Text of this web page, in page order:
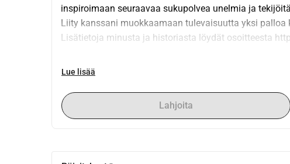
inspiroimaan seuraavaa sukupolvea unelmia ja
Liity kanssani muokkaamaan tulevaisuutta yksi palloa
Lisätietoja minusta ja historiasta löydät osoitteesta
Tuestasi saat jotain takaisin:
Alennus koskee kaikkia tuotteita koko loppuelämäsi
40 % 10.000,00 saat yksityiskäyttöön betaversion (vain
Lue lisää
Lahjoita